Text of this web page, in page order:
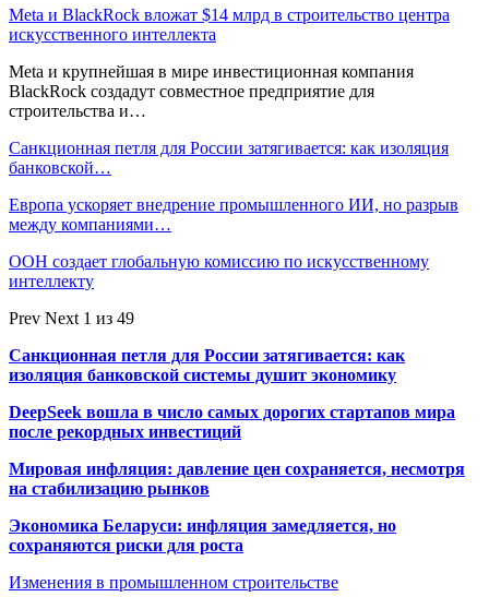
Meta и BlackRock вложат $14 млрд в строительство центра
искусственного интеллекта
Meta и крупнейшая в мире инвестиционная компания
BlackRock создадут совместное предприятие для
строительства и…
Санкционная петля для России затягивается: как изоляция
банковской…
Европа ускоряет внедрение промышленного ИИ, но разрыв
между компаниями…
ООН создает глобальную комиссию по искусственному
интеллекту
Prev Next 1 из 49
Санкционная петля для России затягивается: как
изоляция банковской системы душит экономику
DeepSeek вошла в число самых дорогих стартапов мира
после рекордных инвестиций
Мировая инфляция: давление цен сохраняется, несмотря
на стабилизацию рынков
Экономика Беларуси: инфляция замедляется, но
сохраняются риски для роста
Изменения в промышленном строительстве